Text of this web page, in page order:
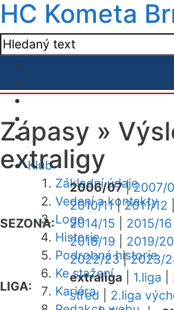
HC Kometa
Klub
Základní údaje
Vedení a kontakty
Logo
Historie
Podrobná historie
Ke stažení
Kariéra
Zápasy »
extraligy
SEZONA:
2006/07|2007/
2010/11|2011/12
2014/15
2015/16
2018/19
2019/20
2022/23|2023/
LIGA:
extraliga 1.liga
střed
2.liga